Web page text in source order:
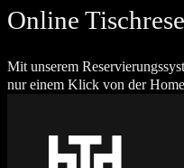
Online
Mit unserem
nur einem Klick von der